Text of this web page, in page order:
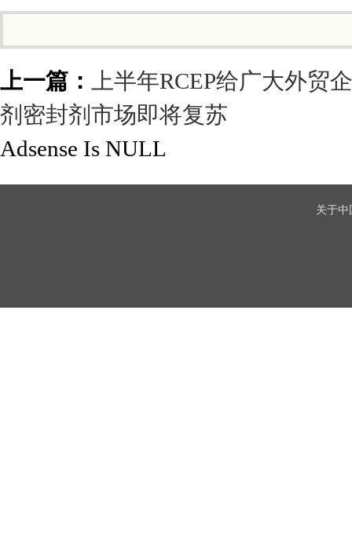
上一篇：
上半年RCEP给广大外贸
剂密封剂市场即将复苏
Adsense Is NULL
关于中